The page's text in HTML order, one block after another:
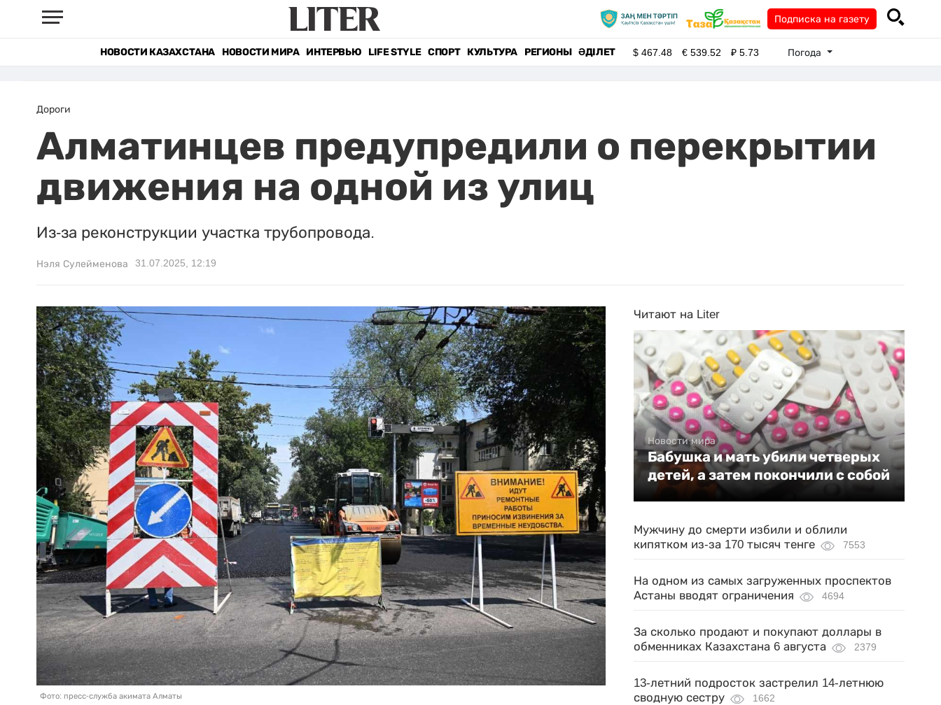
Подписка на газету
НОВОСТИ КАЗАХСТАНА НОВОСТИ МИРА ИНТЕРВЬЮ LIFE STYLE СПОРТ КУЛЬТУРА РЕГИОНЫ ӘДІЛЕТ $467.48 €539.52 ₽5.73 Погода
Дороги
Алматинцев предупредили о перекрытии
движения на одной из улиц
Из-за реконструкции участка трубопровода.
Нэля Сулейменова 31.07.2025, 12:19
Фото: пресс-служба акимата Алматы
Читают на Liter
Новости мира
Бабушка и мать убили четверых
детей, а затем покончили с собой
Мужчину до смерти избили и облили
кипятком из-за 170 тысяч тенге
7553
На одном из самых загруженных проспектов
Астаны вводят ограничения
4694
За сколько продают и покупают доллары в
обменниках Казахстана 6 августа
2379
13-летний подросток застрелил 14-летнюю
сводную сестру
1662